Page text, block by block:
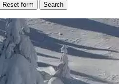
Reset form Search